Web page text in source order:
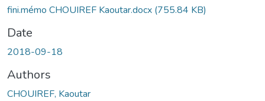
fini.mémo CHOUIREF Kaoutar.docx (755.84 KB)
Date
2018-09-18
Authors
CHOUIREF, Kaoutar